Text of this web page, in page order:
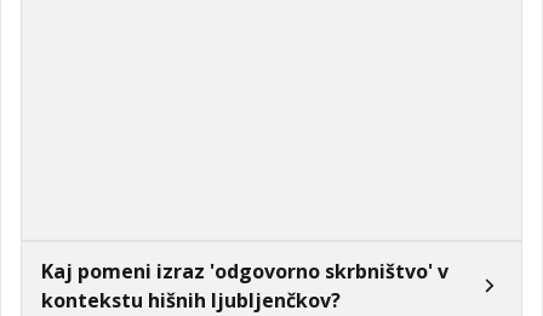
Kaj pomeni izraz 'odgovorno skrbništvo' v
kontekstu hišnih ljubljenčkov?